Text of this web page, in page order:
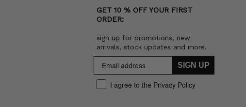
GET 10 % OFF YOUR FIRST
ORDER:
sign up for promotions, new
arrivals, stock updates and more.
SIGN UP
I agree to the Privacy Policy